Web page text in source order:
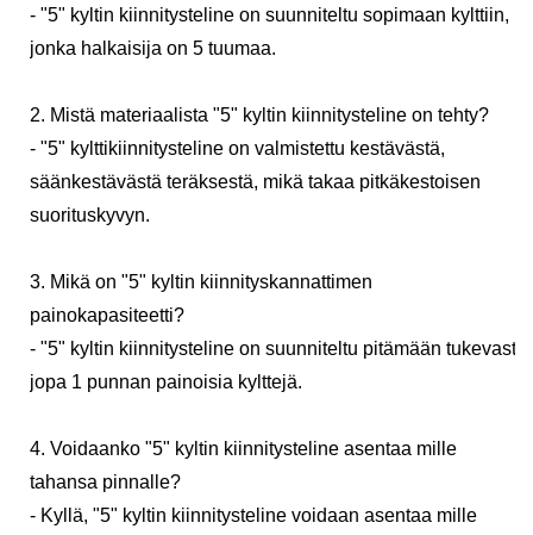
- "5" kyltin kiinnitysteline on suunniteltu sopimaan kylttiin,
jonka halkaisija on 5 tuumaa.
2. Mistä materiaalista "5" kyltin kiinnitysteline on tehty?
- "5" kylttikiinnitysteline on valmistettu kestävästä,
säänkestävästä teräksestä, mikä takaa pitkäkestoisen
suorituskyvyn.
3. Mikä on "5" kyltin kiinnityskannattimen
painokapasiteetti?
- "5" kyltin kiinnitysteline on suunniteltu pitämään tukevasti
jopa 1 punnan painoisia kylttejä.
4. Voidaanko "5" kyltin kiinnitysteline asentaa mille
tahansa pinnalle?
- Kyllä, "5" kyltin kiinnitysteline voidaan asentaa mille